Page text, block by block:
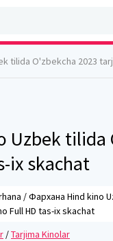
O'zbekcha 2023 tarjima
Uzbek tilida
ix skachat
/ Фархана Hind kino
Full HD tas-ix skachat
/Tarjima Kinolar